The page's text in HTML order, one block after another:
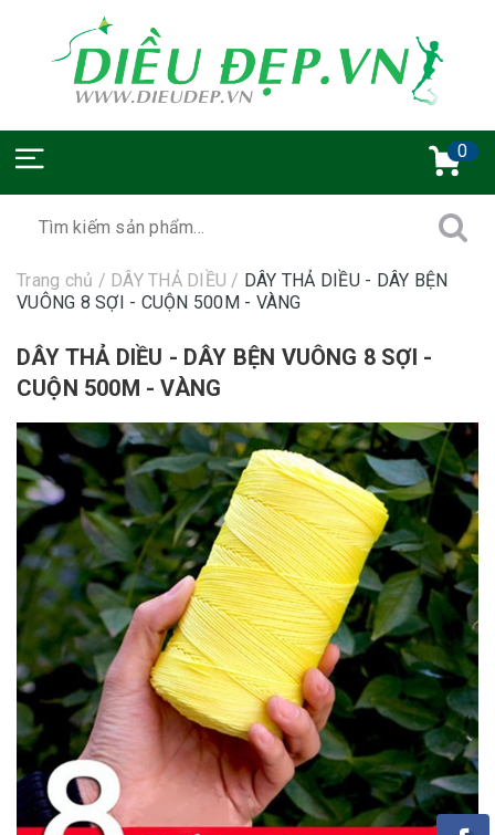
0
Trang chủ / DÂY THẢ DIỀU / DÂY THẢ DIỀU - DÂY BỆN
VUÔNG 8 SỢI - CUỘN 500M - VÀNG
DÂY THẢ DIỀU - DÂY BỆN VUÔNG 8 SỢI -
CUỘN 500M - VÀNG